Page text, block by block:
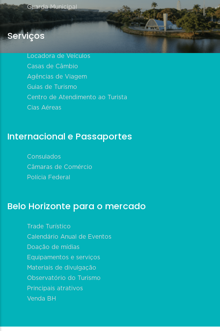
Guarda Municipal
Serviços
Locadora de Veículos
Casas de Câmbio
Agências de Viagem
Guias de Turismo
Centro de Atendimento ao Turista
Cias Aéreas
Internacional e Passaportes
Consulados
Câmaras de Comércio
Polícia Federal
Belo Horizonte para o mercado
Trade Turístico
Calendário Anual de Eventos
Doação de mídias
Equipamentos e serviços
Materiais de divulgação
Observatório do Turismo
Principais atrativos
Venda BH